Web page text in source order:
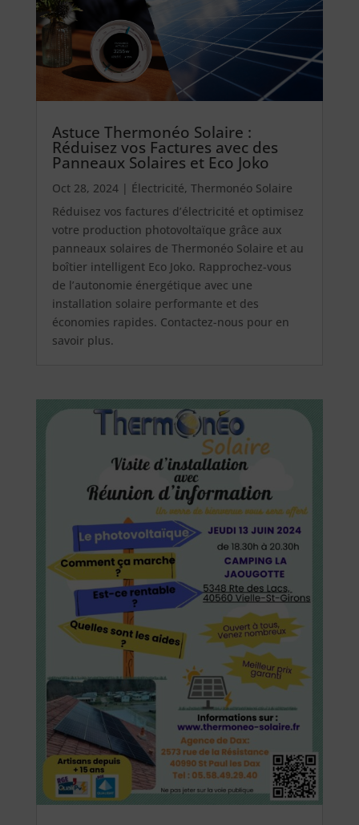
Astuce Thermonéo Solaire :
Réduisez vos Factures avec des
Panneaux Solaires et Eco Joko
Oct 28, 2024| Électricité, Thermonéo Solaire
Réduisez vos factures d’électricité et optimisez
votre production photovoltaïque grâce aux
panneaux solaires de Thermonéo Solaire et au
boîtier intelligent Eco Joko. Rapprochez-vous
de l’autonomie énergétique avec une
installation solaire performante et des
économies rapides. Contactez-nous pour en
savoir plus.